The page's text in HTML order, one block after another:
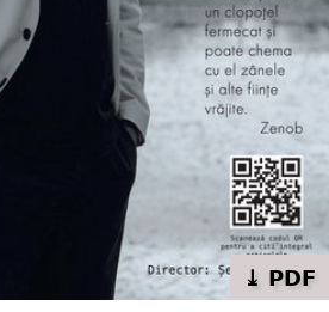
⤓ PDF